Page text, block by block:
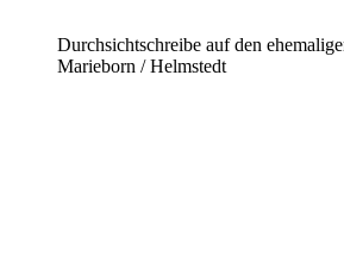
Durchsichtschreibe auf den
Marieborn / Helmstedt